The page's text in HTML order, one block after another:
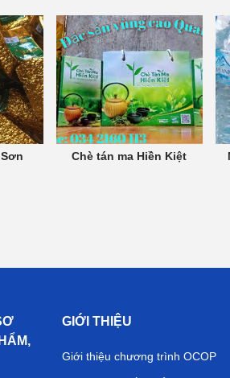
Chè tán ma Hiền Kiệt
GIỚI THIỆU
Giới thiệu chương trình OCOP